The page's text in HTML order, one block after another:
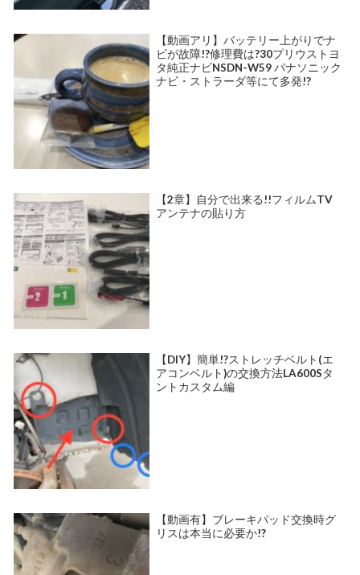
【動画アリ】バッテリー上がりでナ
ビが故障!?修理費は?30プリウストヨ
タ純正ナビNSDN-W59 パナソニック
ナビ・ストラーダ等にて多発!?
【2章】自分で出来る!!フィルムTV
アンテナの貼り方
【DIY】簡単!?ストレッチベルト(エ
アコンベルト)の交換方法LA600Sタ
ントカスタム編
【動画有】ブレーキパッド交換時グ
リスは本当に必要か!?